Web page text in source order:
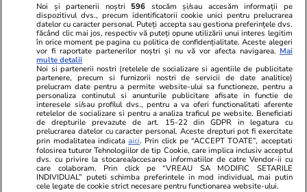
ULTIMELE ȘTIRI
Lifestyle 20:29
Povestea incredibilă a unui marinar care a
plutit o lună în derivă în Pacific: „Am plâns o
săptămână”. Ce a mâncat ca să
supraviețuiască
Noi și partenerii noștri 596 stocăm și/sau accesăm informații pe
dispozitivul dvs., precum identificatorii cookie unici pentru prelucrarea
datelor cu caracter personal. Puteți accepta sau gestiona preferințele dvs.
făcând clic mai jos, respectiv vă puteți opune utilizării unui interes legitim
în orice moment pe pagina cu politica de confidențialitate. Aceste alegeri
vor fi raportate partenerilor noștri și nu vă vor afecta navigarea. Mai
multe detalii
Noi si partenerii nostri (retelele de socializare si agentiile de publicitate
partenere, precum si furnizorii nostri de servicii de date analitice)
prelucram date pentru a permite website-ului sa functioneze, pentru a
personaliza continutul si anunturile publicitare afisate in functie de
interesele si/sau profilul dvs., pentru a va oferi functionalitati aferente
retelelor de socializare si pentru a analiza traficul pe website. Beneficiati
de drepturile prevazute de art. 15-22 din GDPR in legatura cu
prelucrarea datelor cu caracter personal. Aceste drepturi pot fi exercitate
prin modalitatea indicataaici. Prin click pe “ACCEPT TOATE”, acceptati
folosirea tuturor Tehnologiilor de tip Cookie, care implica inclusiv acceptul
dvs. cu privire la stocarea/accesarea informatiilor de catre Vendor-ii cu
care colaboram. Prin click pe “VREAU SA MODIFIC SETARILE
INDIVIDUAL” puteti schimba preferintele in mod individual, mai putin
cele legate de cookie strict necesare pentru functionarea website-ului.